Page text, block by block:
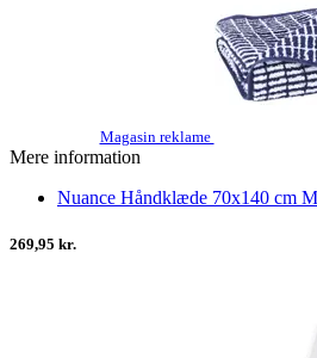
Magasin reklame
Mere information
Nuance Håndklæde 70x140 cm
269,95 kr.